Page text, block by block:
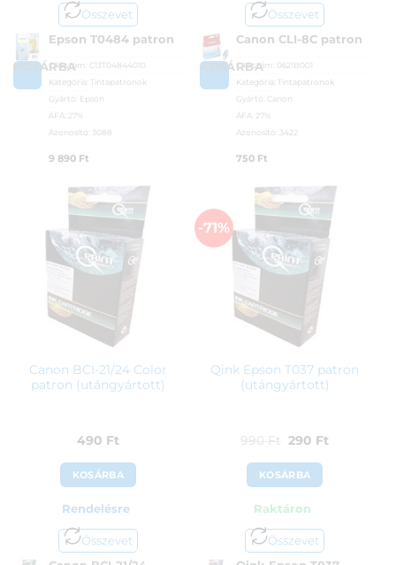
Összevet
KOSÁRBA
Epson T0484 patron
Cikkszám: C13T04844010
Kategória:
Tintapatronok
Gyártó: Epson
ÁFA:
27%
Azonosító:
3088
9 890 Ft
Összevet
KOSÁRBA
Canon CLI-8C patron
Cikkszám: 0621B001
Kategória:
Tintapatronok
Gyártó: Canon
ÁFA:
27%
Azonosító:
3422
750 Ft
Canon BCI-21/24 Color
patron (utángyártott)
490 Ft
KOSÁRBA
Rendelésre
Összevet
-71%
Qink Epson T037 patron
(utángyártott)
990 Ft Original
price
was:
990 Ft.
290 Ft
KOSÁRBA
Raktáron
Összevet